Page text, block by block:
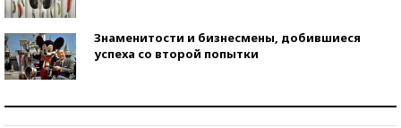
Знаменитости и бизнесмены, добившиеся
успеха со второй попытки